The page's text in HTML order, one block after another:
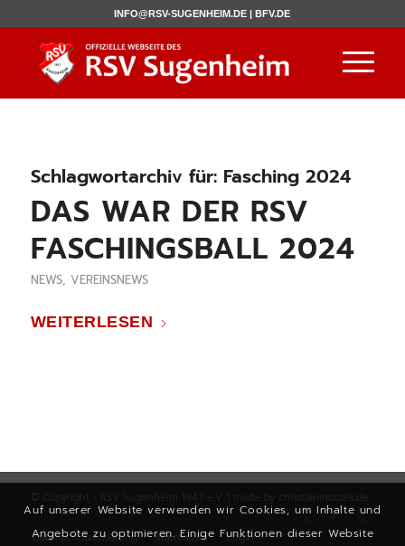
INFO@RSV-SUGENHEIM.DE |BFV.DE
Schlagwortarchiv für: Fasching 2024
DAS WAR DER RSV
FASCHINGSBALL 2024
NEWS, VEREINSNEWS
WEITERLESEN
© Copyright - RSV Sugenheim 1947 e.V. | made by christianmotzek.de
Datenschutzerklärung Impressum Login
Auf unserer Website verwenden wir Cookies, um Inhalte und
Angebote zu optimieren. Einige Funktionen dieser Website